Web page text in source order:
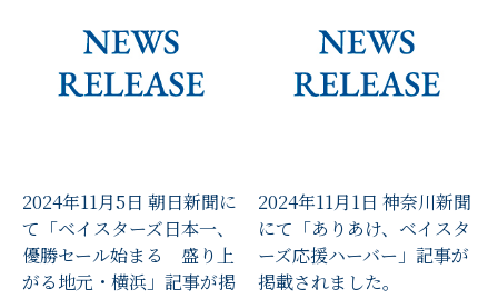
2024年11月5日 朝日新聞に
て「ベイスターズ日本一、
優勝セール始まる 盛り上
がる地元・横浜」記事が掲
2024年11月1日 神奈川新聞
にて「ありあけ、ベイスタ
ーズ応援ハーバー」記事が
掲載されました。